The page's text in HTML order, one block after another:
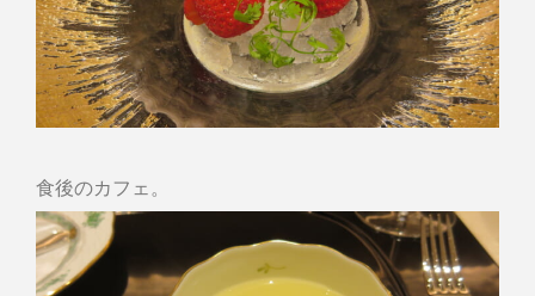
食後のカフェ。